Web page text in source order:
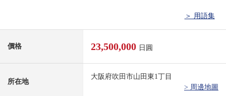
＞ 用語集
價格 23,500,000 日圓
所在地
大阪府吹田市山田東1丁目
> 周邊地圖